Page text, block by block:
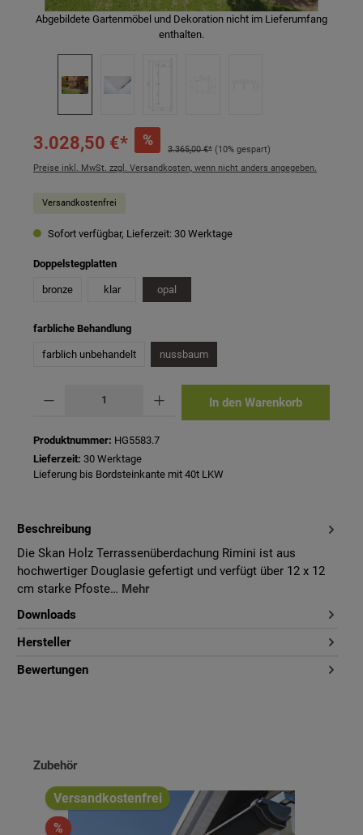
Abgebildete Gartenmöbel und Dekoration nicht im Lieferumfang
enthalten.
3.028,50 €* %
3.365,00 €* (10% gespart)
Preise inkl. MwSt. zzgl. Versandkosten, wenn nicht anders angegeben.
Versandkostenfrei
Sofort verfügbar, Lieferzeit: 30 Werktage
Doppelstegplattenauswählen
bronze klar opal
farbliche Behandlungauswählen
farblich unbehandelt nussbaum
In den Warenkorb
Produktnummer: HG5583.7
Lieferzeit: 30 Werktage
Lieferung bis Bordsteinkante mit 40t LKW
Beschreibung
Die Skan Holz Terrassenüberdachung Rimini ist aus
hochwertiger Douglasie gefertigt und verfügt über 12 x 12
cm starke Pfoste… Mehr
Downloads
Hersteller
Bewertungen
Produktgalerie überspringen
Zubehör
Versandkostenfrei
%